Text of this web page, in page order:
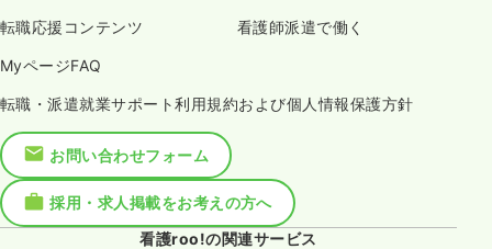
転職応援コンテンツ 看護師派遣で働く
MyページFAQ
転職・派遣就業サポート利用規約および個人情報保護方針
お問い合わせフォーム
採用・求人掲載をお考えの方へ
看護roo!の関連サービス